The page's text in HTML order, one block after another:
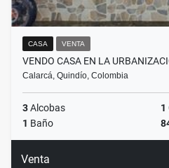
CASA VENTA
VENDO CASA EN LA
Calarcá, Quindío, Colombia
3Alcobas 1
1 Baño
Venta